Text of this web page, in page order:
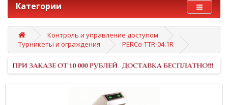
Категории
Контроль и управление доступом
Турникеты и ограждения
PERCo-TTR-04.1R